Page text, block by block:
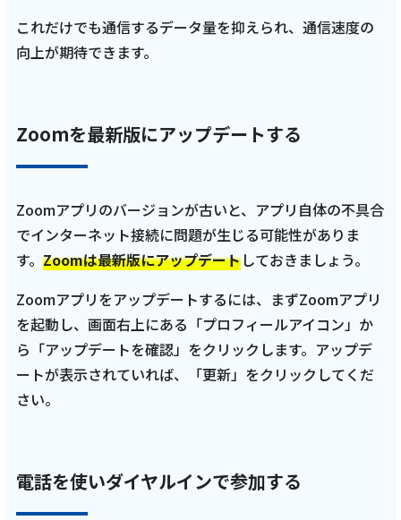
これだけでも通信するデータ量を抑えられ、通信速度の
向上が期待できます。
Zoomを最新版にアップデートする
Zoomアプリのバージョンが古いと、アプリ自体の不具合
でインターネット接続に問題が生じる可能性がありま
す。 Zoomは最新版にアップデートしておきましょう。
Zoomアプリをアップデートするには、まずZoomアプリ
を起動し、画面右上にある「プロフィールアイコン」か
ら「アップデートを確認」をクリックします。アップデ
ートが表示されていれば、「更新」をクリックしてくだ
さい。
電話を使いダイヤルインで参加する